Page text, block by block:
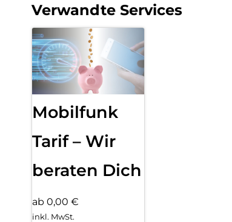
Verwandte Services
Mobilfunk
Tarif – Wir
beraten Dich
ab 0,00 €
inkl. MwSt.